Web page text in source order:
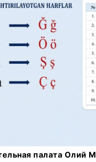
палата Олий